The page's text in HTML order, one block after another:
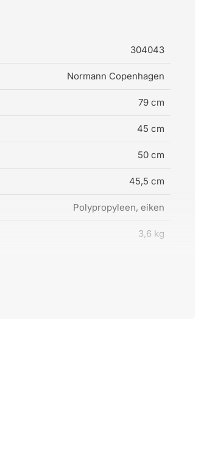
304043
Normann Copenhagen
79 cm
45 cm
50 cm
45,5 cm
Polypropyleen, eiken
3,6 kg